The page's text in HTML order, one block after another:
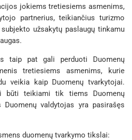
jokiems tretiesiems asmenims,
partnerius, teikiančius turizmo
užsakytų paslaugų tinkamu
taip pat gali perduoti Duomenų
tretiesiems asmenims, kurie
veikia kaip Duomenų tvarkytojai.
būti teikiami tik tiems Duomenų
valdytojas yra pasirašęs
duomenų tvarkymo tikslai: